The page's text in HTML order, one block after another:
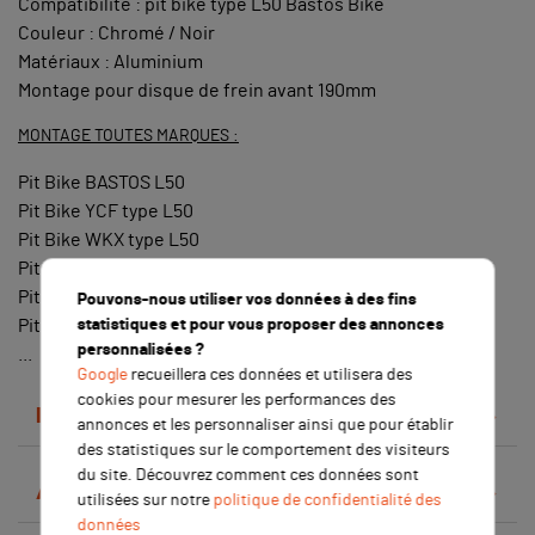
Compatibilité : pit bike type L50 Bastos Bike
Couleur : Chromé / Noir
Matériaux : Aluminium
Montage pour disque de frein avant 190mm
MONTAGE TOUTES MARQUES :
Pit Bike BASTOS L50
Pit Bike YCF type L50
Pit Bike WKX type L50
Pit Bike APOLLO type L50
Pit Bike GUNSHOT type L50
Pit Bike CRZ type L50
Détails du produit
Avis clients
Pouvons-nous utiliser vos données à des fins
statistiques et pour vous proposer des annonces
personnalisées ?
Googlerecueillera ces données et utilisera des
cookies pour mesurer les performances des
annonces et les personnaliser ainsi que pour établir
des statistiques sur le comportement des visiteurs
du site. Découvrez comment ces données sont
utilisées sur notre politique de confidentialité des
données